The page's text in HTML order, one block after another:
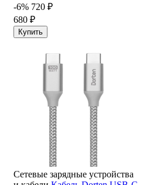
-6% 720 ₽
680 ₽
Купить
Сетевые зарядные устройства